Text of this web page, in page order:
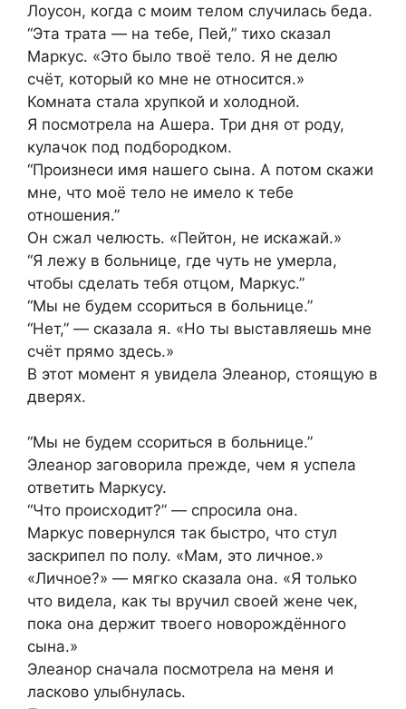
Лоусон, когда с моим телом случилась беда.
“Эта трата — на тебе, Пей,” тихо сказал
Маркус. «Это было твоё тело. Я не делю
счёт, который ко мне не относится.»
Комната стала хрупкой и холодной.
Я посмотрела на Ашера. Три дня от роду,
кулачок под подбородком.
“Произнеси имя нашего сына. А потом скажи
мне, что моё тело не имело к тебе
отношения.”
Он сжал челюсть. «Пейтон, не искажай.»
“Я лежу в больнице, где чуть не умерла,
чтобы сделать тебя отцом, Маркус.”
“Мы не будем ссориться в больнице.”
“Нет,” — сказала я. «Но ты выставляешь мне
счёт прямо здесь.»
В этот момент я увидела Элеанор, стоящую в
дверях.
“Мы не будем ссориться в больнице.”
Элеанор заговорила прежде, чем я успела
ответить Маркусу.
“Что происходит?” — спросила она.
Маркус повернулся так быстро, что стул
заскрипел по полу. «Мам, это личное.»
«Личное?» — мягко сказала она. «Я только
что видела, как ты вручил своей жене чек,
пока она держит твоего новорождённого
сына.»
Элеанор сначала посмотрела на меня и
ласково улыбнулась.